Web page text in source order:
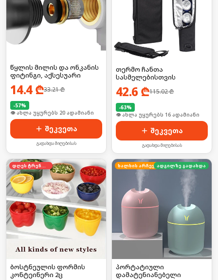
წყლის მილის და ონკანის
ფიტინგი, აქსესუარი
14.4₾33.21₾
-57%
🛒 ბოლო 24სთ-ში იყიდა 26-მა
შეკვეთა
გადახდა მიღებისას
თერმო ჩანთა
სასმელებისთვის
42.6 ₾115.02₾
-63%
🛒 ბოლო 24სთ-ში იყიდა 25-მა
შეკვეთა
გადახდა მიღებისას
ბოსტნეულის ფორმის
კონტეინერი 2ც
ხალხის არჩევანი
ადგილზე გადახდა
პორტატიული
დამატენიანებელი